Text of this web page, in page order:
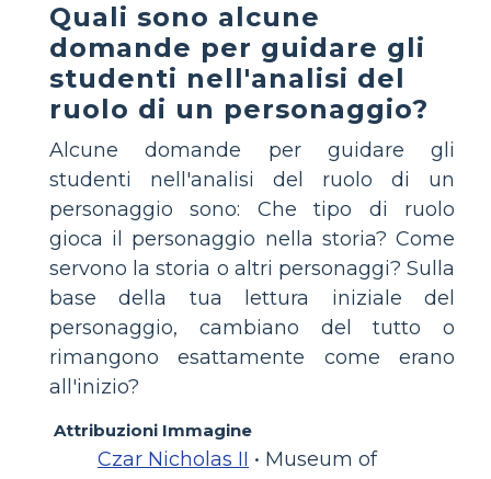
Quali sono alcune
domande per guidare gli
studenti nell'analisi del
ruolo di un personaggio?
Alcune domande per guidare gli
studenti nell'analisi del ruolo di un
personaggio sono: Che tipo di ruolo
gioca il personaggio nella storia? Come
servono la storia o altri personaggi? Sulla
base della tua lettura iniziale del
personaggio, cambiano del tutto o
rimangono esattamente come erano
all'inizio?
Attribuzioni Immagine
Czar Nicholas II • Museum of